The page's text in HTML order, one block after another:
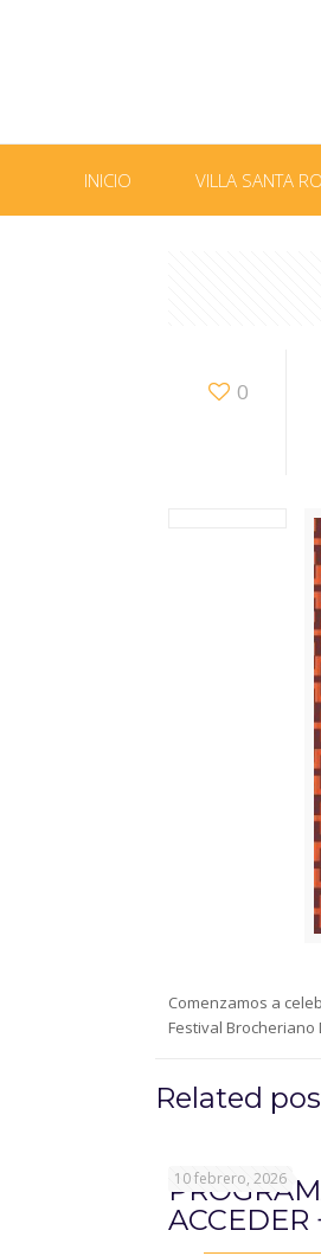
INICIO VILLA SANTA
0
Comenzamos a
Festival Brocheriano
Related
10 febrero, 2026
ACCEDER